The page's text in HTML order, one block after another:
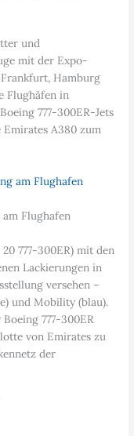
und
mit der Expo-
Hamburg
Flughäfen in
777-300ER-Jets
A380 zum
Flughafen
777-300ER) mit den
Lackierungen in
versehen –
und Mobility (blau).
777-300ER
von Emirates zu
der